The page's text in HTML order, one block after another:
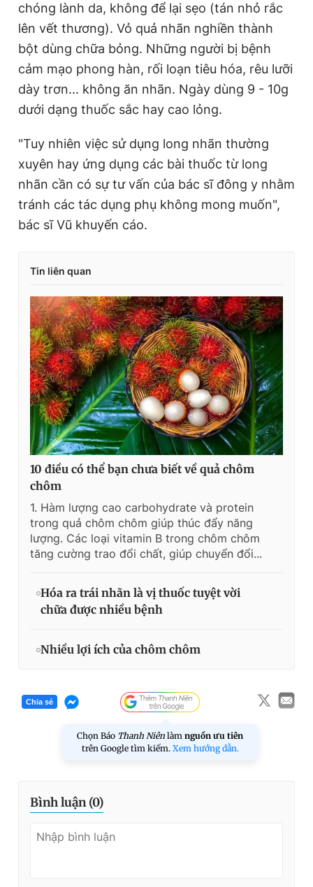
chóng lành da, không để lại sẹo (tán nhỏ rắc
lên vết thương). Vỏ quả nhãn nghiền thành
bột dùng chữa bỏng. Những người bị bệnh
cảm mạo phong hàn, rối loạn tiêu hóa, rêu lưỡi
dày trơn... không ăn nhãn. Ngày dùng 9 - 10g
dưới dạng thuốc sắc hay cao lỏng.
"Tuy nhiên việc sử dụng long nhãn thường
xuyên hay ứng dụng các bài thuốc từ long
nhãn cần có sự tư vấn của bác sĩ đông y nhằm
tránh các tác dụng phụ không mong muốn",
bác sĩ Vũ khuyến cáo.
Tin liên quan
10 điều có thể bạn chưa biết về quả chôm
chôm
1. Hàm lượng cao carbohydrate và protein
trong quả chôm chôm giúp thúc đẩy năng
lượng. Các loại vitamin B trong chôm chôm
tăng cường trao đổi chất, giúp chuyển đổi...
Hóa ra trái nhãn là vị thuốc tuyệt vời
chữa được nhiều bệnh
Nhiều lợi ích của chôm chôm
Chia sẻ
Chọn Báo Thanh Niên làm nguồn ưu tiên
trên Google tìm kiếm. Xem hướng dẫn.
Bình luận (0)